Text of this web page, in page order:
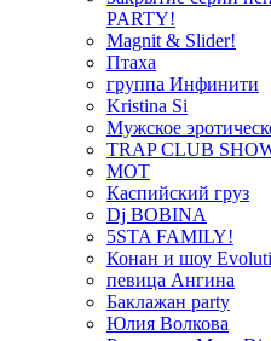
PARTY!
Magnit & Slider!
Птаха
группа Инфинити
Kristina Si
Мужское
TRAP CLUB
МОТ
Каспийский груз
Dj BOBINA
5STA FAMILY!
Конан и шоу
певица Ангина
Баклажан party
Юлия Волкова